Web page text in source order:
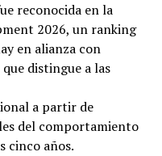
reconocida en la
2026, un ranking
en alianza con
distingue a las
a partir de
del comportamiento
cinco años.